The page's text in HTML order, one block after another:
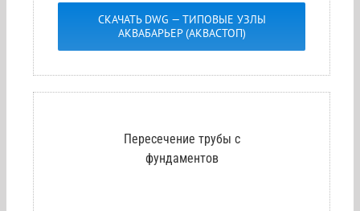
СКАЧАТЬ DWG — ТИПОВЫЕ УЗЛЫ
АКВАБАРЬЕР (АКВАСТОП)
Пересечение трубы с
фундаментов